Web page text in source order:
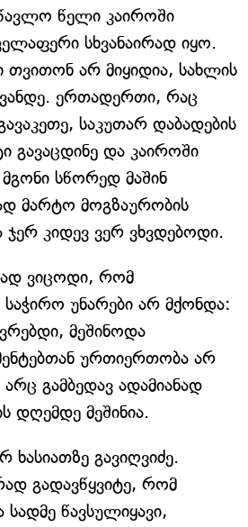
წელი კაიროში
სხვანაირად იყო.
არ მიყიდია, სახლის
ერთადერთი, რაც
საკუთარ დაბადების
გავაცდინე და კაიროში
სწორედ მაშინ
მარტო მოგზაურობის
კიდევ ვერ ვხვდებოდი.
ვიცოდი, რომ
უნარები არ მქონდა:
მეშინოდა
ურთიერთობა არ
გამბედავ ადამიანად
დღემდე მეშინია.
გავიღვიძე.
გადავწყვიტე, რომ
წავსულიყავი,